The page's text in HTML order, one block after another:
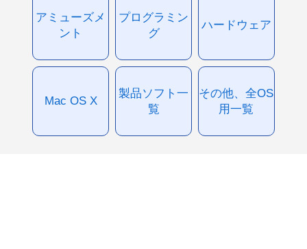
アミューズメ
ント
プログラミン
グ
ハードウェア
Mac OS X
製品ソフト一
覧
その他、全OS
用一覧